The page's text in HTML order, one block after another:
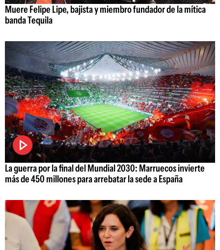
Muere Felipe Lipe, bajista y miembro fundador de la mítica
banda Tequila
La guerra por la final del Mundial 2030: Marruecos invierte
más de 450 millones para arrebatar la sede a España